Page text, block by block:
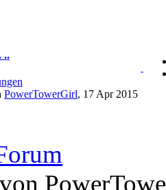
..
PowerTowerGirl, 17 Apr 2015